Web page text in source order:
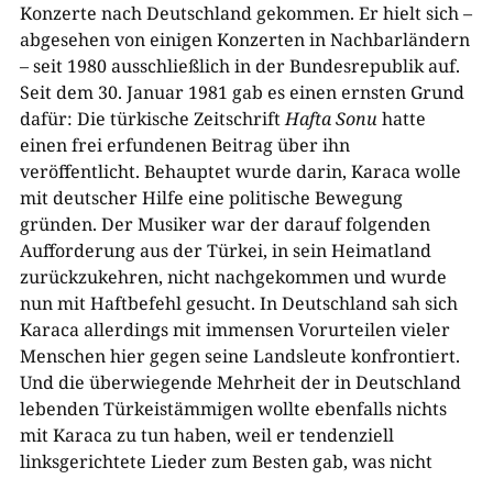
Konzerte nach Deutschland gekommen. Er hielt sich –
abgesehen von einigen Konzerten in Nachbarländern
– seit 1980 ausschließlich in der Bundesrepublik auf.
Seit dem 30. Januar 1981 gab es einen ernsten Grund
dafür: Die türkische ZeitschriftHafta Sonuhatte
einen frei erfundenen Beitrag über ihn
veröffentlicht. Behauptet wurde darin, Karaca wolle
mit deutscher Hilfe eine politische Bewegung
gründen. Der Musiker war der darauf folgenden
Aufforderung aus der Türkei, in sein Heimatland
zurückzukehren, nicht nachgekommen und wurde
nun mit Haftbefehl gesucht. In Deutschland sah sich
Karaca allerdings mit immensen Vorurteilen vieler
Menschen hier gegen seine Landsleute konfrontiert.
Und die überwiegende Mehrheit der in Deutschland
lebenden Türkeistämmigen wollte ebenfalls nichts
mit Karaca zu tun haben, weil er tendenziell
linksgerichtete Lieder zum Besten gab, was nicht